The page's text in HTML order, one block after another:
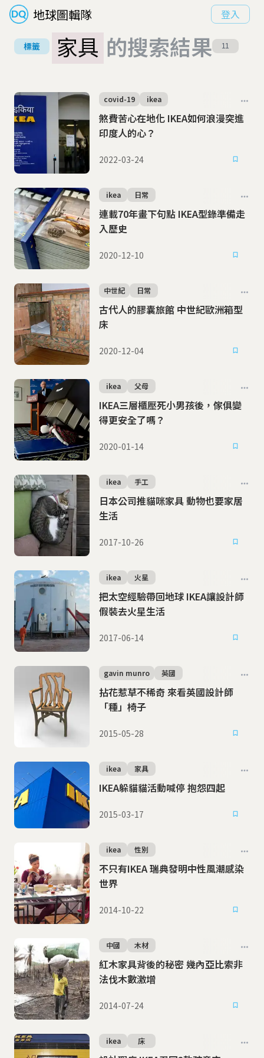
地球圖輯隊 登入
標籤 家具 的搜索結果 11
煞費苦心在地化 IKEA如何浪漫突進
印度人的心？
covid-19 ikea
2022-03-24
連載70年畫下句點 IKEA型錄準備走
入歷史
ikea 日常
2020-12-10
古代人的膠囊旅館 中世紀歐洲箱型
床
中世紀 日常
2020-12-04
IKEA三層櫃壓死小男孩後，傢俱變
得更安全了嗎？
ikea 父母
2020-01-14
日本公司推貓咪家具 動物也要家居
生活
ikea 手工
2017-10-26
把太空經驗帶回地球 IKEA讓設計師
假裝去火星生活
ikea 火星
2017-06-14
拈花惹草不稀奇 來看英國設計師
「種」椅子
gavin munro 英國
2015-05-28
IKEA躲貓貓活動喊停 抱怨四起
ikea 家具
2015-03-17
不只有IKEA 瑞典發明中性風潮感染
世界
ikea 性別
2014-10-22
紅木家具背後的秘密 幾內亞比索非
法伐木數激增
中國 木材
2014-07-24
ikea 床